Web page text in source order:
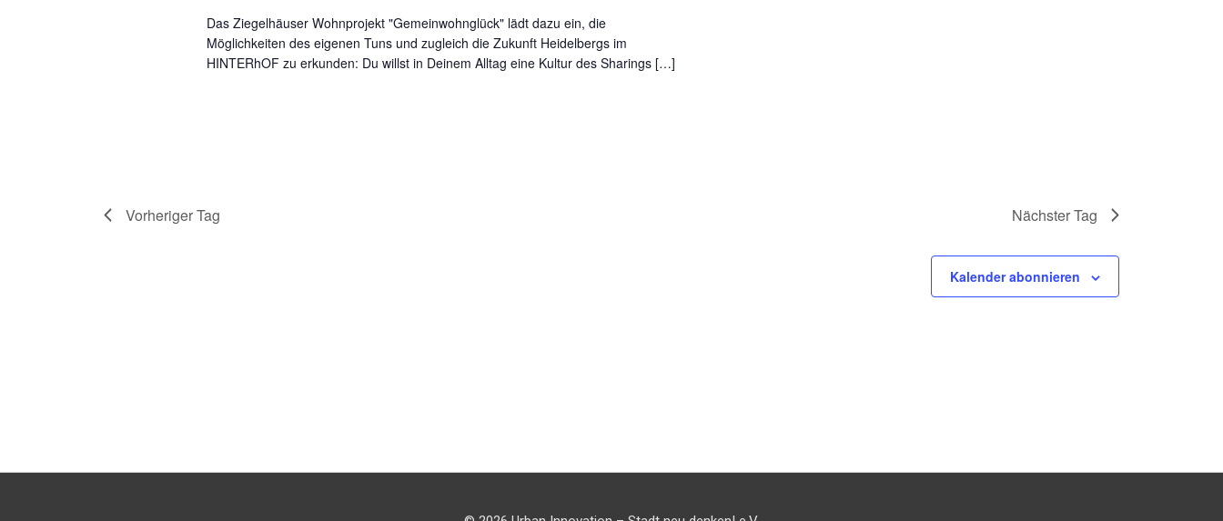
Das Ziegelhäuser Wohnprojekt "Gemeinwohnglück" lädt dazu ein, die
Möglichkeiten des eigenen Tuns und zugleich die Zukunft Heidelbergs im
HINTERhOF zu erkunden: Du willst in Deinem Alltag eine Kultur des Sharings […]
Vorheriger Tag Nächster Tag
Kalender abonnieren